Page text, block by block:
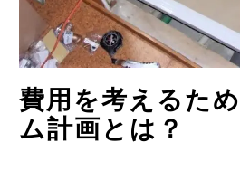
費用を考えるた
ム計画とは？